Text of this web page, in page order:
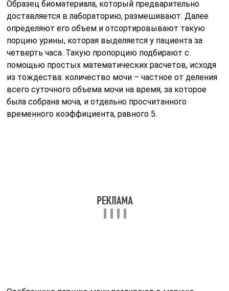
Образец биоматериала, который предварительно
доставляется в лабораторию, размешивают. Далее
определяют его объем и отсортировывают такую
порцию урины, которая выделяется у пациента за
четверть часа. Такую пропорцию подбирают с
помощью простых математических расчетов, исходя
из тождества: количество мочи – частное от деления
всего суточного объема мочи на время, за которое
была собрана моча, и отдельно просчитанного
временного коэффициента, равного 5.
удаляется – в пробирке остается пол миллилитра
образца, если осадок не превышает 0,5 мл. Когда
лейкоцитов, эритроцитов и цилиндров.